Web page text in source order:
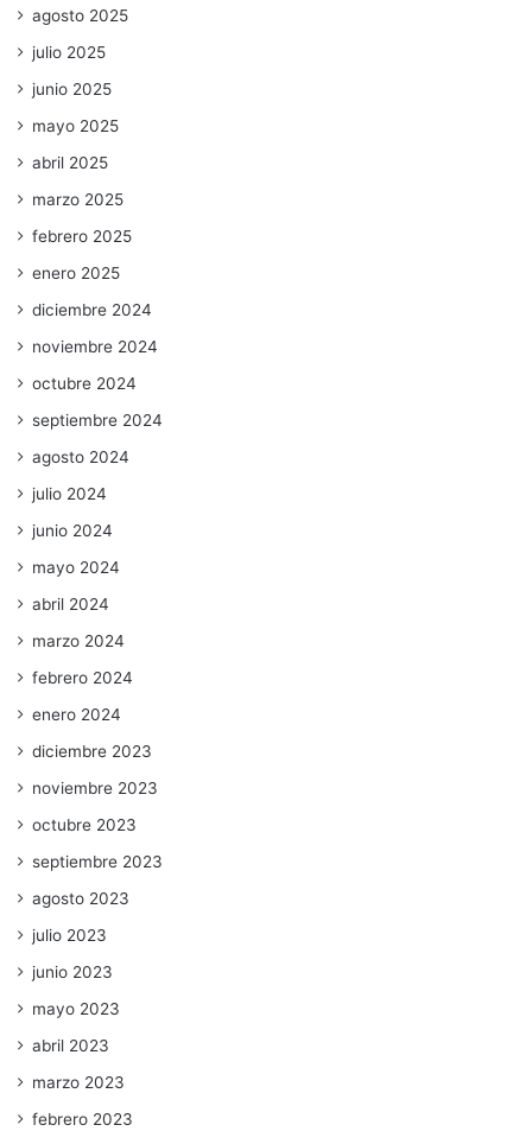
agosto 2025
julio 2025
junio 2025
mayo 2025
abril 2025
marzo 2025
febrero 2025
enero 2025
diciembre 2024
noviembre 2024
octubre 2024
septiembre 2024
agosto 2024
julio 2024
junio 2024
mayo 2024
abril 2024
marzo 2024
febrero 2024
enero 2024
diciembre 2023
noviembre 2023
octubre 2023
septiembre 2023
agosto 2023
julio 2023
junio 2023
mayo 2023
abril 2023
marzo 2023
febrero 2023